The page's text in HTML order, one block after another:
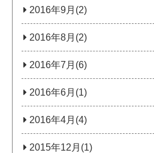
2016年9月(2)
2016年8月(2)
2016年7月(6)
2016年6月(1)
2016年4月(4)
2015年12月(1)